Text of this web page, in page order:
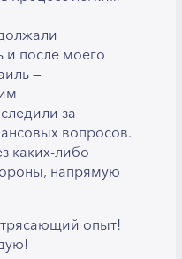
и после моего
—
за
вопросов.
каких-либо
напрямую
опыт!